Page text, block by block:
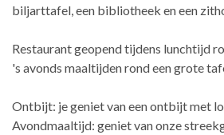
biljarttafel, een bibliotheek en een
Restaurant geopend tijdens lunchtijd
's avonds maaltijden rond een grote
Ontbijt: je geniet van een ontbijt met
Avondmaaltijd: geniet van onze